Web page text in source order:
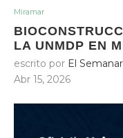
Miramar
LA UNMDP EN
escrito por El
Abr 15, 2026